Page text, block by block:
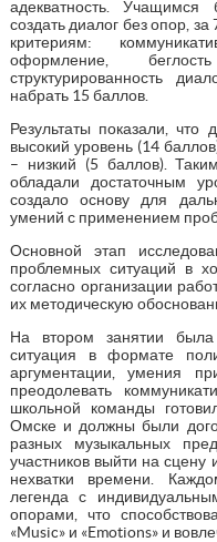
адекватность. Учащимся
создать диалог без опор,
критериям:
оформление,
структурированность
набрать 15 баллов.
Результаты показали, что
высокий уровень (14
– низкий (5 баллов).
обладали достаточным
создало основу для
умений с применением
Основной этап
проблемных ситуаций в
согласно организации
их методическую
На втором занятии была
ситуация в формате
аргументации, умения
преодолевать
школьной команды
Омске и должны были
разных музыкальных
участников выйти на сцену
нехватки времени.
легенда с
опорами, что
«Music» и «Emotions» и